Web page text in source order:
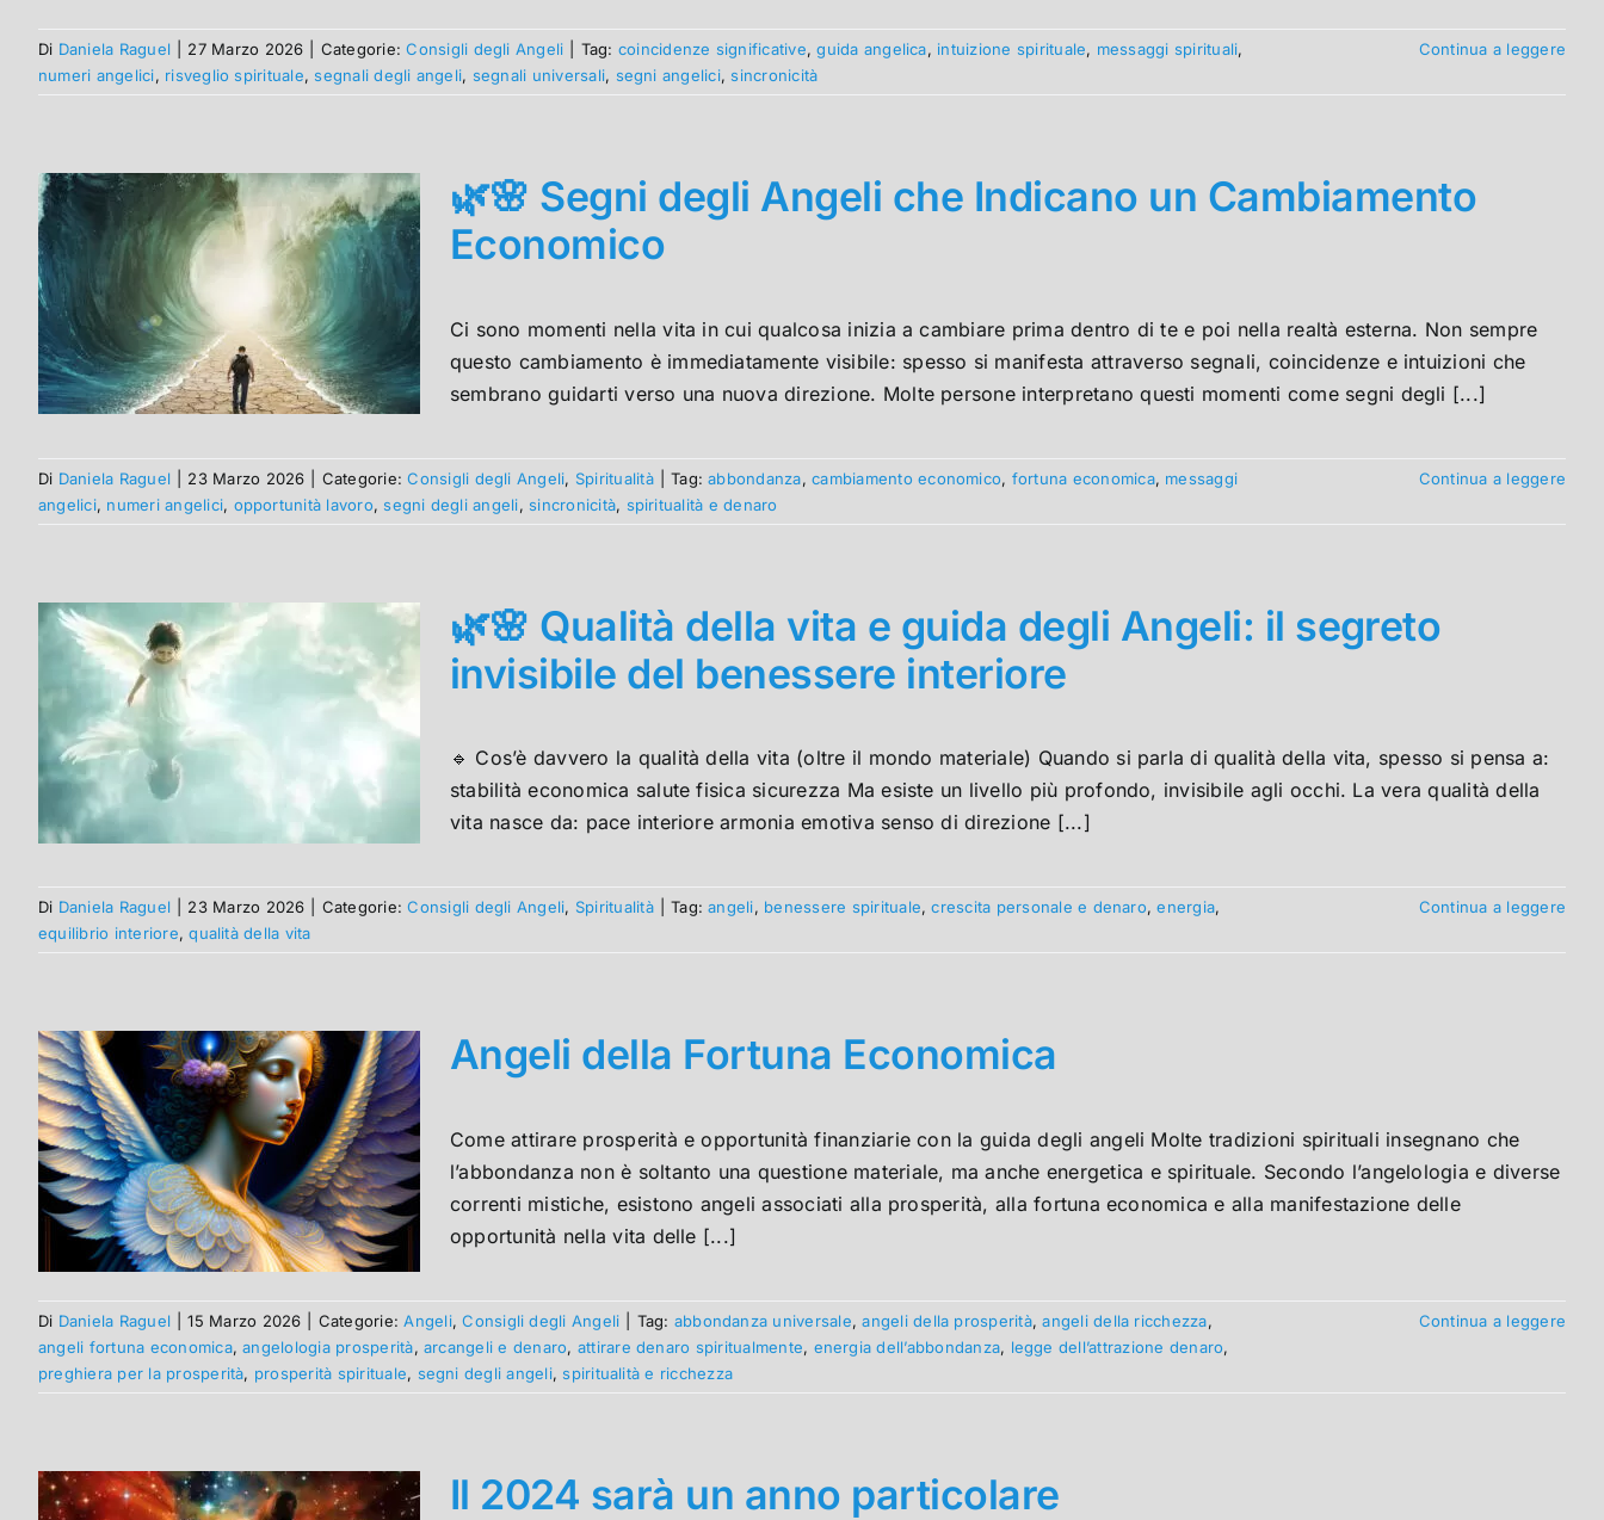
Di Daniela Raguel 27 Marzo 2026 Categorie:Consigli degli Angeli Tag: coincidenze significative,guida angelica, intuizione spirituale, messaggi spirituali,
numeri angelici, risveglio spirituale,segnali degli angeli, segnali universali, segni angelici,sincronicità
Continua a leggere
🌿🌸 Segni degli Angeli che Indicano un Cambiamento
Economico
Ci sono momenti nella vita in cui qualcosa inizia a cambiare prima dentro di te e poi nella realtà esterna. Non sempre
questo cambiamento è immediatamente visibile: spesso si manifesta attraverso segnali, coincidenze e intuizioni che
sembrano guidarti verso una nuova direzione. Molte persone interpretano questi momenti come segni degli [...]
Di Daniela Raguel 23 Marzo 2026 Categorie:Consigli degli Angeli, Spiritualità Tag:abbondanza,cambiamento economico, fortuna economica, messaggi
angelici, numeri angelici, opportunità lavoro,segni degli angeli,sincronicità, spiritualità e denaro
Continua a leggere
🌿🌸 Qualità della vita e guida degli Angeli: il segreto
invisibile del benessere interiore
🔹 Cos’è davvero la qualità della vita (oltre il mondo materiale) Quando si parla di qualità della vita, spesso si pensa a:
stabilità economica salute fisica sicurezza Ma esiste un livello più profondo, invisibile agli occhi. La vera qualità della
vita nasce da: pace interiore armonia emotiva senso di direzione [...]
Di Daniela Raguel 23 Marzo 2026 Categorie:Consigli degli Angeli, Spiritualità Tag:angeli, benessere spirituale,crescita personale e denaro,energia,
equilibrio interiore,qualità della vita
Continua a leggere
Angeli della Fortuna Economica
Come attirare prosperità e opportunità finanziarie con la guida degli angeli Molte tradizioni spirituali insegnano che
l’abbondanza non è soltanto una questione materiale, ma anche energetica e spirituale. Secondo l’angelologia e diverse
correnti mistiche, esistono angeli associati alla prosperità, alla fortuna economica e alla manifestazione delle
opportunità nella vita delle [...]
Di Daniela Raguel 15 Marzo 2026 Categorie:Angeli,Consigli degli Angeli Tag: abbondanza universale,angeli della prosperità,angeli della ricchezza,
angeli fortuna economica,angelologia prosperità,arcangeli e denaro, attirare denaro spiritualmente, energia dell’abbondanza, legge dell’attrazione denaro,
preghiera per la prosperità, prosperità spirituale, segni degli angeli,spiritualità e ricchezza
Continua a leggere
Il 2024 sarà un anno particolare